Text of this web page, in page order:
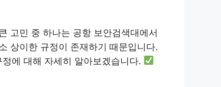
고민 중 하나는 공항 보안검색대에서
상이한 규정이 존재하기 때문입니다.
에 대해 자세히 알아보겠습니다.